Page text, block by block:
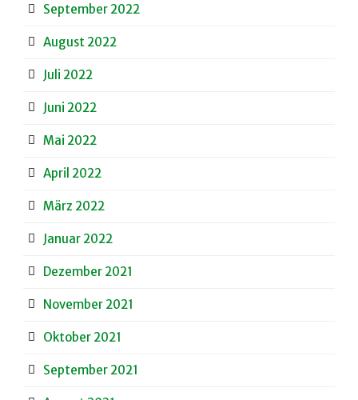
September 2022
August 2022
Juli 2022
Juni 2022
Mai 2022
April 2022
März 2022
Januar 2022
Dezember 2021
November 2021
Oktober 2021
September 2021